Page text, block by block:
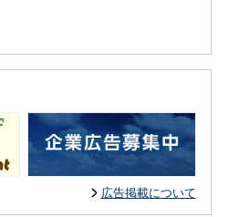
広告掲載について